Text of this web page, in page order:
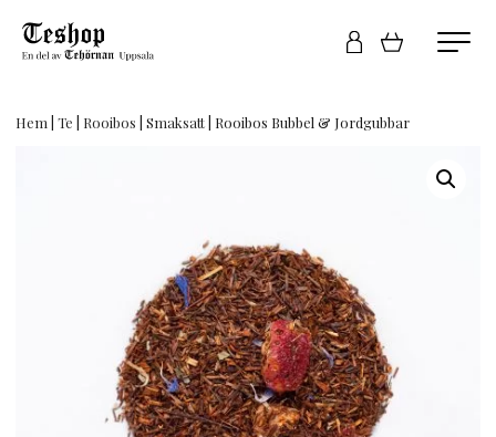
Hem Te Rooibos Smaksatt | Rooibos Bubbel & Jordgubbar